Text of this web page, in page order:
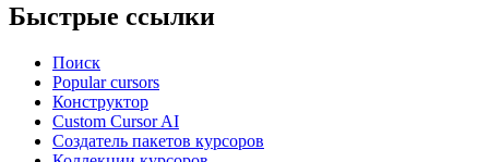
Быстрые ссылки
Поиск
Popular cursors
Конструктор
Custom Cursor AI
Создатель пакетов курсоров